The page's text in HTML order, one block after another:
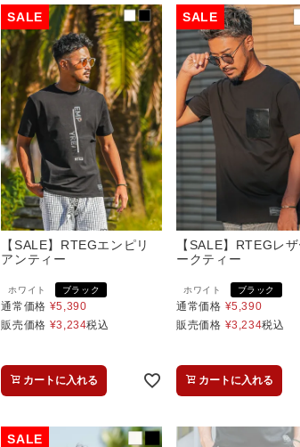
【SALE】RTEGエンピリ
アンティー
ホワイト ブラック
通常価格 ¥5,390
販売価格 ¥3,234税込
カートに入れる
【SALE】RTEGレ
ークティー
ホワイト ブラック
通常価格 ¥5,390
販売価格 ¥3,234税込
カートに入れる